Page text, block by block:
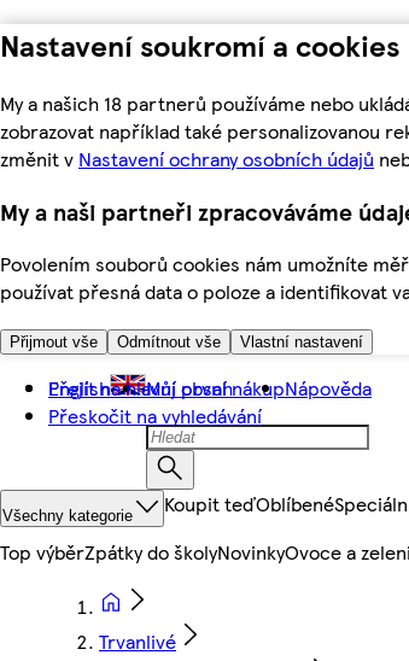
Nastavení soukromí a cookies
My a našich 18 partnerů používáme nebo
zobrazovat například také personalizovanou
změnit v Nastavení ochrany osobních údajů
My a naši partneři zpracováváme
Povolením souborů cookies nám umožníte
používat přesná data o poloze a identifikovat
Přijmout vše Odmítnout vše Vlastní nastavení
Přejít na hlavní obsah
Přeskočit na vyhledávání
English Můj první nákupNápověda
Všechny kategorie Koupit teďOblíbené
Top výběrZpátky do školyNovinkyOvoce a
Trvanlivé